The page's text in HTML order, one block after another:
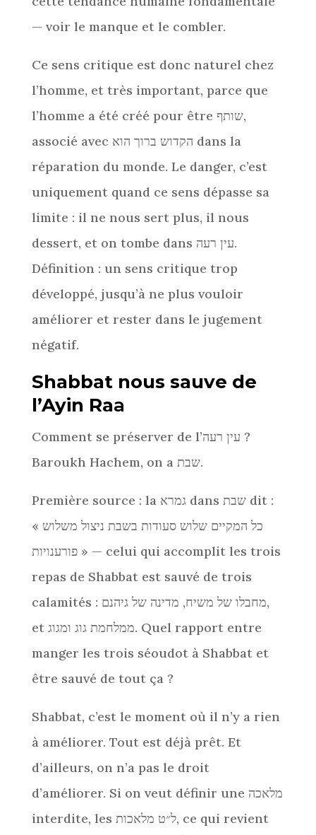
— voir le manque et le combler.
Ce sens critique est donc naturel chez
l’homme, et très important, parce que
l’homme a été créé pour être שותף,
associé avec הקדוש ברוך הוא dans la
réparation du monde. Le danger, c’est
uniquement quand ce sens dépasse sa
limite : il ne nous sert plus, il nous
dessert, et on tombe dans עין רעה.
Définition : un sens critique trop
développé, jusqu’à ne plus vouloir
améliorer et rester dans le jugement
négatif.
Shabbat nous sauve de
l’Ayin Raa
Comment se préserver de l’עין רעה ?
Baroukh Hachem, on a שבת.
Première source : la גמרא dans שבת dit :
« כל המקיים שלוש סעודות בשבת ניצול משלוש
פורענויות » — celui qui accomplit les trois
repas de Shabbat est sauvé de trois
calamités : מחבלו של משיח, מדינה של גיהנם,
et ממלחמת גוג ומגוג. Quel rapport entre
manger les trois séoudot à Shabbat et
être sauvé de tout ça ?
Shabbat, c’est le moment où il n’y a rien
à améliorer. Tout est déjà prêt. Et
d’ailleurs, on n’a pas le droit
d’améliorer. Si on veut définir une מלאכה
interdite, les ל״ט מלאכות, ce qui revient